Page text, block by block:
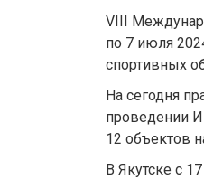
VIII
по 7 июля
спортивных
На сегодня
проведении
12 объектов
В Якутске с